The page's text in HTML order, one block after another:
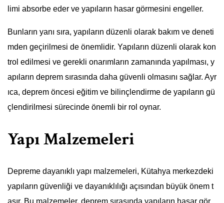
limi absorbe eder ve yapıların hasar görmesini engeller.
Bunların yanı sıra, yapıların düzenli olarak bakım ve deneti
mden geçirilmesi de önemlidir. Yapıların düzenli olarak kon
trol edilmesi ve gerekli onarımların zamanında yapılması, y
apıların deprem sırasında daha güvenli olmasını sağlar. Ayr
ıca, deprem öncesi eğitim ve bilinçlendirme de yapıların gü
çlendirilmesi sürecinde önemli bir rol oynar.
Yapı Malzemeleri
Depreme dayanıklı yapı malzemeleri, Kütahya merkezdeki
yapıların güvenliği ve dayanıklılığı açısından büyük önem t